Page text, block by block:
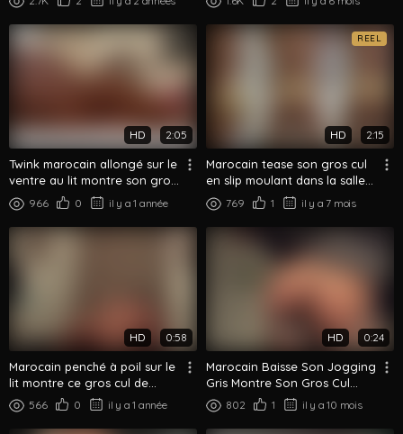
Nu
HD 2:05
Twink marocain allongé sur le
ventre au lit montre son gros
cul lisse et rond
966 0 il y a 1 année
REEL
HD 2:15
Marocain tease son gros cul
en slip moulant dans la salle
de bain
769 1 il y a 7 mois
HD 0:58
Marocain penché à poil sur le
lit montre ce gros cul de
derrière
566 0 il y a 1 année
HD 0:24
Marocain Baisse Son Jogging
Gris Montre Son Gros Cul
Rond De Dos
802 1 il y a 10 mois